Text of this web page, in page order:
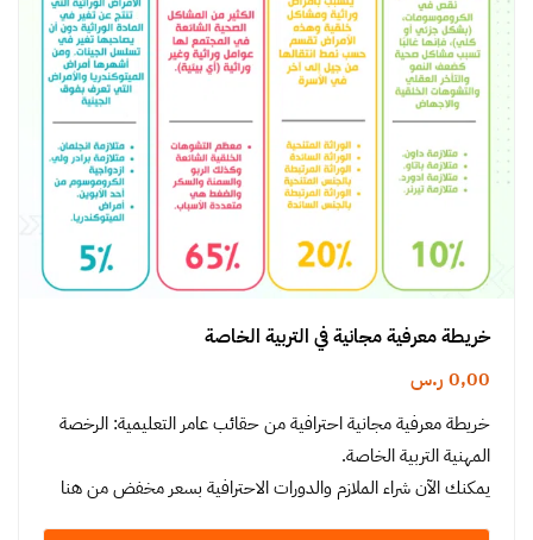
خريطة معرفية مجانية في التربية الخاصة
0,00 ر.س
خريطة معرفية مجانية احترافية من حقائب عامر التعليمية: الرخصة
المهنية التربية الخاصة.
يمكنك الآن شراء الملازم والدورات الاحترافية بسعر مخفض من هنا